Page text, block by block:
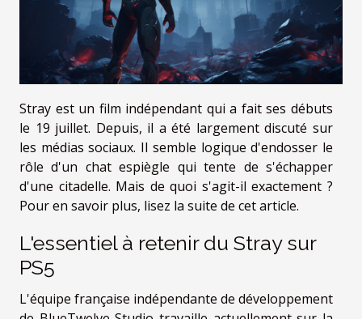
Stray est un film indépendant qui a fait ses débuts
le 19 juillet. Depuis, il a été largement discuté sur
les médias sociaux. Il semble logique d'endosser le
rôle d'un chat espiègle qui tente de s'échapper
d'une citadelle. Mais de quoi s'agit-il exactement ?
Pour en savoir plus, lisez la suite de cet article.
L'essentiel à retenir du Stray sur
PS5
L'équipe française indépendante de développement